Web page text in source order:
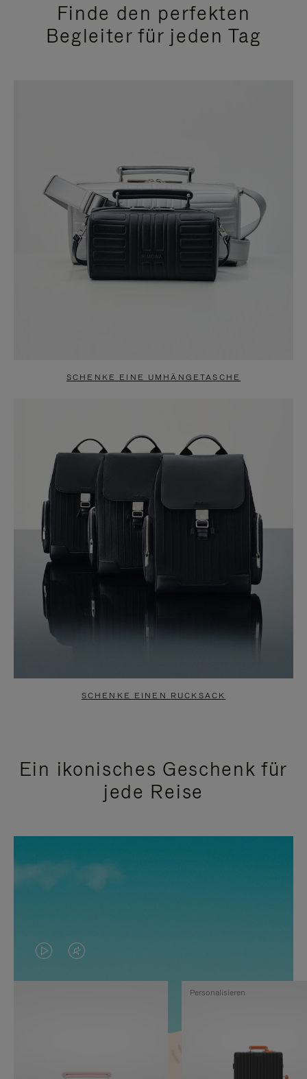
Finde den perfekten
Begleiter für jeden Tag
SCHENKE EINE UMHÄNGETASCHE
SCHENKE EINEN RUCKSACK
Ein ikonisches Geschenk für
jede Reise
DAS
VIDEO
VIDEO
IST
Personalisieren